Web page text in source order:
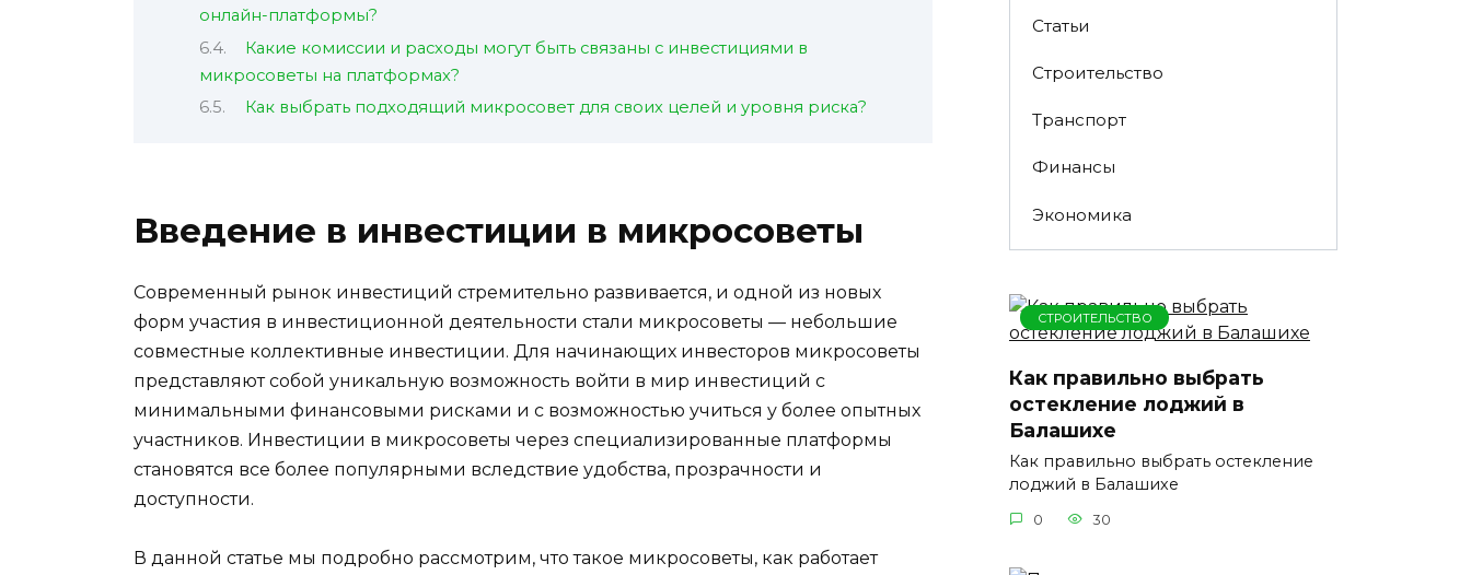
онлайн-платформы?
Какие комиссии и расходы могут быть связаны с инвестициями в
микросоветы на платформах?
Как выбрать подходящий микросовет для своих целей и уровня риска?
Введение в инвестиции в микросоветы
Современный рынок инвестиций стремительно развивается, и одной из новых
форм участия в инвестиционной деятельности стали микросоветы — небольшие
совместные коллективные инвестиции. Для начинающих инвесторов микросоветы
представляют собой уникальную возможность войти в мир инвестиций с
минимальными финансовыми рисками и с возможностью учиться у более опытных
участников. Инвестиции в микросоветы через специализированные платформы
становятся все более популярными вследствие удобства, прозрачности и
доступности.
В данной статье мы подробно рассмотрим, что такое микросоветы, как работает
Статьи
Строительство
Транспорт
Финансы
Экономика
СТРОИТЕЛЬСТВО
Как правильно выбрать
остекление лоджий в
Балашихе
Как правильно выбрать остекление
лоджий в Балашихе
0 30